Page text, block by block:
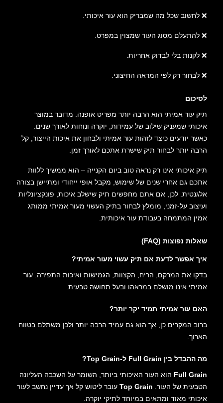
❌ לחשוב שכל מה שמבריק הוא עור איכותי.
❌ להתעלם מסוג העור שמצוין במפרט.
❌ לקנות בלי לבדוק אחריות.
❌ לבחור רק לפי המראה החיצוני.
לסיכום
תיק עור אמיתי הוא הרבה יותר מפריט אופנה. מדובר במוצר
איכותי שמעניק שילוב של עמידות, יוקרה ונוחות לאורך שנים.
כאשר יודעים כיצד לזהות עור אמיתי ולבחון את איכות הייצור, קל
הרבה יותר לבחור תיק שישרת אתכם לאורך זמן.
תיק איכותי אינו רק נראה טוב ביום הקנייה – הוא ממשיך ללוות
אתכם גם אחרי שנים של שימוש, מקבל אופי ייחודי ומתיישן בצורה
אלגנטית. לכן, אם אתם מחפשים תיק שישלב איכות, פונקציונליות
ועיצוב על-זמני, מומלץ לבחור בתיק העשוי מעור אמיתי ממותג
אמין המתמחה בעבודת עור איכותית.
שאלות נפוצות (FAQ)
איך אפשר לדעת אם תיק עשוי מעור אמיתי?
בדקו את המרקם, הריח, הקצוות, הגמישות ואיכות התפירה. עור
אמיתי אינו מושלם במראהו ובעל תחושה טבעית.
האם עור אמיתי תמיד יקר יותר?
ברוב המקרים כן, אך הוא גם עמיד הרבה יותר ולכן משתלם בטווח
הארוך.
מה ההבדל בין Full Grain ל-Top Grain?
Full Grain הוא העור האיכותי ביותר, השומר על השכבה העליונה
הטבעית של העור. Top Grain עובר ליטוש קל אך עדיין נחשב לעור
איכותי מאוד ומתאים במיוחד לתיקי יוקרה.